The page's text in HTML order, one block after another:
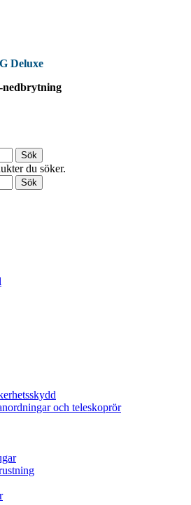
Deluxe
nedbrytning
Sök
du söker.
Sök
och teleskoprör